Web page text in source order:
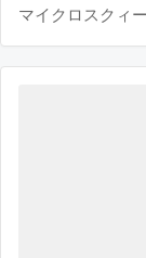
マイクロスクィ
て買いました｡